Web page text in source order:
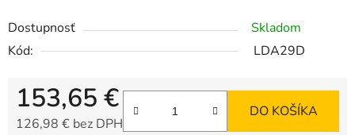
Dostupnosť
Skladom
Kód:
LDA29D
153,65 €
126,98 € bez DPH
DO KOŠÍKA